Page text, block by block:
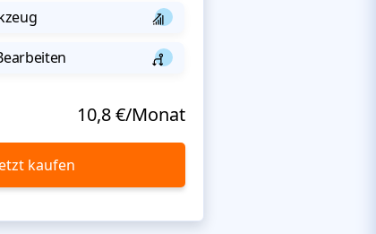
10,8 €/Monat
kaufen